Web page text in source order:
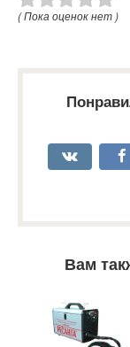
( Пока оценок нет )
Вам